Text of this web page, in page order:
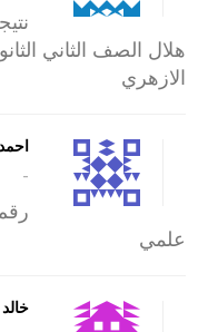
هلال الصف الثاني
الازهري
-
علمي